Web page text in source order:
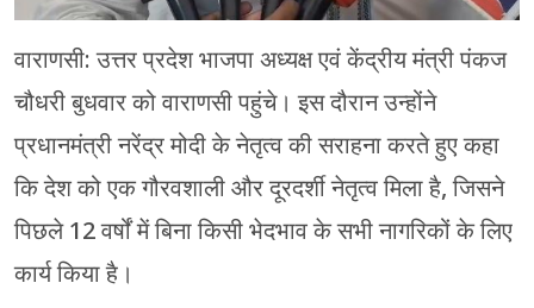
वाराणसी: उत्तर प्रदेश भाजपा अध्यक्ष एवं केंद्रीय मंत्री पंकज
चौधरी बुधवार को वाराणसी पहुंचे। इस दौरान उन्होंने
प्रधानमंत्री नरेंद्र मोदी के नेतृत्व की सराहना करते हुए कहा
कि देश को एक गौरवशाली और दूरदर्शी नेतृत्व मिला है, जिसने
पिछले 12 वर्षों में बिना किसी भेदभाव के सभी नागरिकों के लिए
कार्य किया है।